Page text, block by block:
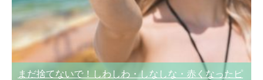
まだ捨てないで！しわしわ・しなしな・赤くなったピ